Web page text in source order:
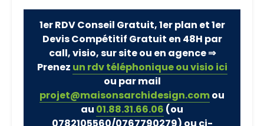
1er RDV Conseil Gratuit, 1er plan et 1er
Devis Compétitif Gratuit en 48H par
call, visio, sur site ou en agence ⇒
Prenez un rdv téléphonique ou visio ici
ou par mail
projet@maisonsarchidesign.comou
au 01.88.31.66.06 (ou
0782105560/0767790279) ou ci-